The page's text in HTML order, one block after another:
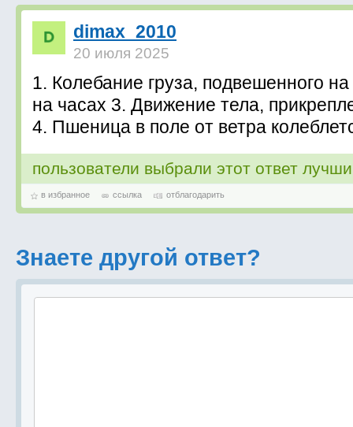
dimax_2010
20 июля 2025
1. Колебание груза, подвешенного
на часах 3. Движение тела,
4. Пшеница в поле от ветра
пользователи выбрали этот ответ
в избранное ссылка отблагодарить
Знаете другой ответ?